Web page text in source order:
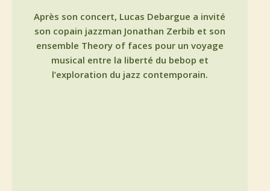
Après son concert, Lucas Debargue a invité
son copain jazzman Jonathan Zerbib et son
ensemble Theory of faces pour un voyage
musical entre la liberté du bebop et
l’exploration du jazz contemporain.